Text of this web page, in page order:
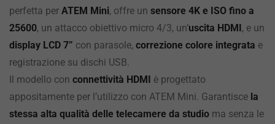
perfetta per ATEM Mini, offre un sensore 4K e ISO fino a
25600, un attacco obiettivo micro 4/3, un’uscita HDMI, e un
display LCD 7” con parasole, correzione colore integrata e
registrazione su dischi USB.
Il modello con connettività HDMI è progettato
appositamente per l’utilizzo con ATEM Mini. Garantisce la
stessa alta qualità delle telecamere da studio ma senza le